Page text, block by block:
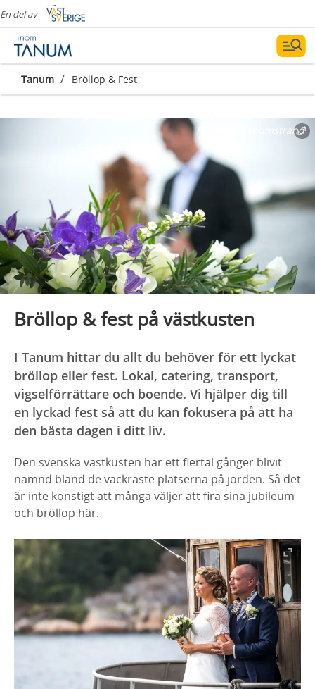
En del av
Tanum / Bröllop & Fest
Fotograf: Tanumstrand
Bröllop & fest på västkusten
I Tanum hittar du allt du behöver för ett lyckat
bröllop eller fest. Lokal, catering, transport,
vigselförrättare och boende. Vi hjälper dig till
en lyckad fest så att du kan fokusera på att ha
den bästa dagen i ditt liv.
Den svenska västkusten har ett flertal gånger blivit
nämnd bland de vackraste platserna på jorden. Så det
är inte konstigt att många väljer att fira sina jubileum
och bröllop här.